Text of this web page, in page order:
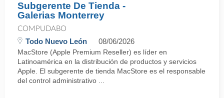
Subgerente De Tienda -
Galerias Monterrey
COMPUDABO
Todo Nuevo León 08/06/2026
MacStore (Apple Premium Reseller) es líder en
Latinoamérica en la distribución de productos y servicios
Apple. El subgerente de tienda MacStore es el responsable
del control administrativo ...